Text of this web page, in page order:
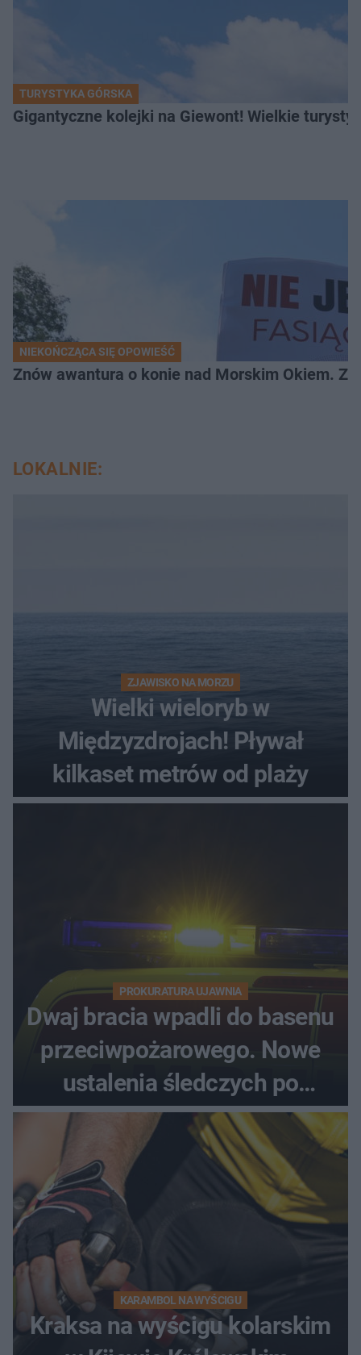
TURYSTYKA GÓRSKA
Gigantyczne kolejki na Giewont! Wielkie
NIEKOŃCZĄCA SIĘ OPOWIEŚĆ
Znów awantura o konie nad Morskim Okiem.
LOKALNIE:
ZJAWISKO NA MORZU
Wielki wieloryb w
Międzyzdrojach! Pływał
kilkaset metrów od plaży
PROKURATURA UJAWNIA
Dwaj bracia wpadli do basenu
przeciwpożarowego. Nowe
ustalenia śledczych po
dramatycznej akcji
KARAMBOL NA WYŚCIGU
Kraksa na wyścigu kolarskim